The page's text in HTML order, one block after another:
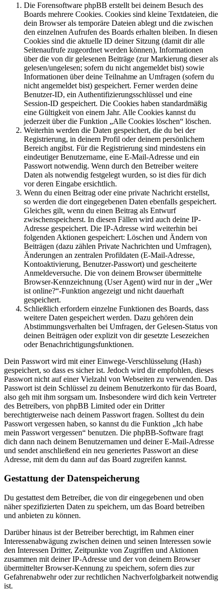
Die Forensoftware phpBB erstellt bei deinem Besuch des
Boards mehrere Cookies. Cookies sind kleine Textdateien, die
dein Browser als temporäre Dateien ablegt und die zwischen
den einzelnen Aufrufen des Boards erhalten bleiben. In diesen
Cookies sind die aktuelle ID deiner Sitzung (damit dir alle
Seitenaufrufe zugeordnet werden können), Informationen
über die von dir gelesenen Beiträge (zur Markierung dieser als
gelesen/ungelesen; sofern du nicht angemeldet bist) sowie
Informationen über deine Teilnahme an Umfragen (sofern du
nicht angemeldet bist) gespeichert. Ferner werden deine
Benutzer-ID, ein Authentifizierungsschlüssel und eine
Session-ID gespeichert. Die Cookies haben standardmäßig
eine Gültigkeit von einem Jahr. Alle Cookies kannst du
jederzeit über die Funktion „Alle Cookies löschen“ löschen.
Weiterhin werden die Daten gespeichert, die du bei der
Registrierung, in deinem Profil oder deinem persönlichem
Bereich angibst. Für die Registrierung sind mindestens ein
eindeutiger Benutzername, eine E-Mail-Adresse und ein
Passwort notwendig. Wenn durch den Betreiber weitere
Daten als notwendig festgelegt wurden, so ist dies für dich
vor deren Eingabe ersichtlich.
Wenn du einen Beitrag oder eine private Nachricht erstellst,
so werden die dort eingegebenen Daten ebenfalls gespeichert.
Gleiches gilt, wenn du einen Beitrag als Entwurf
zwischenspeicherst. In diesen Fällen wird auch deine IP-
Adresse gespeichert. Die IP-Adresse wird weiterhin bei
folgenden Aktionen gespeichert: Löschen und Ändern von
Beiträgen (dazu zählen Private Nachrichten und Umfragen),
Änderungen an zentralen Profildaten (E-Mail-Adresse,
Kontoaktivierung, Benutzer-Passwort) und gescheiterte
Anmeldeversuche. Die von deinem Browser übermittelte
Browser-Kennzeichnung (User Agent) wird nur in der „Wer
ist online?“-Funktion angezeigt und nicht dauerhaft
gespeichert.
Schließlich erfordern einzelne Funktionen des Boards, dass
weitere Daten gespeichert werden. Dazu gehören dein
Abstimmungsverhalten bei Umfragen, der Gelesen-Status von
deinen Beiträgen oder explizit von dir gesetzte Lesezeichen
oder Benachrichtigungsfunktionen.
Dein Passwort wird mit einer Einwege-Verschlüsselung (Hash)
gespeichert, so dass es sicher ist. Jedoch wird dir empfohlen, dieses
Passwort nicht auf einer Vielzahl von Webseiten zu verwenden. Das
Passwort ist dein Schlüssel zu deinem Benutzerkonto für das Board,
also geh mit ihm sorgsam um. Insbesondere wird dich kein Vertreter
des Betreibers, von phpBB Limited oder ein Dritter
berechtigterweise nach deinem Passwort fragen. Solltest du dein
Passwort vergessen haben, so kannst du die Funktion „Ich habe
mein Passwort vergessen“ benutzen. Die phpBB-Software fragt
dich dann nach deinem Benutzernamen und deiner E-Mail-Adresse
und sendet anschließend ein neu generiertes Passwort an diese
Adresse, mit dem du dann auf das Board zugreifen kannst.
Gestattung der Datenspeicherung
Du gestattest dem Betreiber, die von dir eingegebenen und oben
näher spezifizierten Daten zu speichern, um das Board betreiben
und anbieten zu können.
Darüber hinaus ist der Betreiber berechtigt, im Rahmen einer
Interessenabwägung zwischen deinen und seinen Interessen sowie
den Interessen Dritter, Zeitpunkte von Zugriffen und Aktionen
zusammen mit deiner IP-Adresse und der von deinem Browser
übermittelter Browser-Kennung zu speichern, sofern dies zur
Gefahrenabwehr oder zur rechtlichen Nachverfolgbarkeit notwendig
ist.